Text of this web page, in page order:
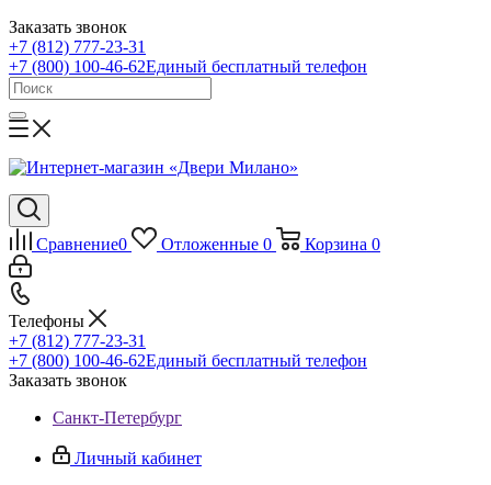
Заказать звонок
+7 (812) 777-23-31
+7 (800) 100-46-62Единый бесплатный телефон
Сравнение0 Отложенные 0 Корзина 0
Телефоны
+7 (812) 777-23-31
+7 (800) 100-46-62Единый бесплатный телефон
Заказать звонок
Санкт-Петербург
Личный кабинет